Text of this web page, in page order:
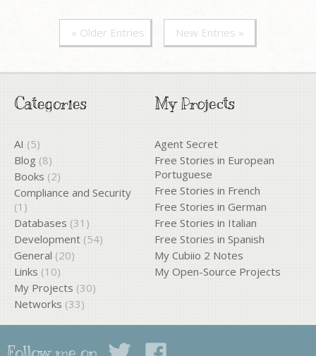
« Older Entries New Entries »
Categories
AI (5)
Blog (8)
Books (2)
Compliance and Security
(1)
Databases (31)
Development (54)
General (20)
Links (10)
My Projects (30)
Networks (33)
My Projects
Agent Secret
Free Stories in European
Portuguese
Free Stories in French
Free Stories in German
Free Stories in Italian
Free Stories in Spanish
My Cubiio 2 Notes
My Open-Source Projects
Follow me on